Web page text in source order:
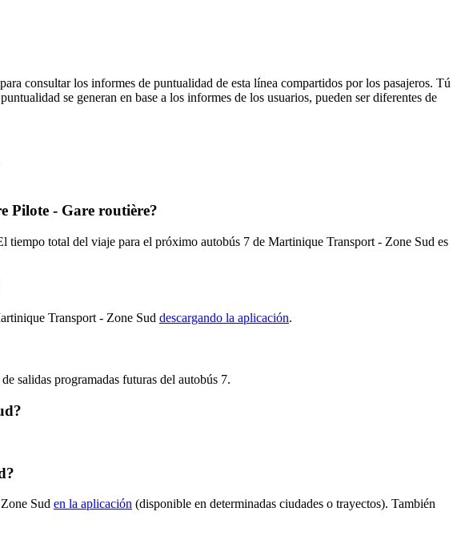
para consultar los informes de puntualidad de esta línea compartidos por los pasajeros. Tú
se generan en base a los informes de los usuarios, pueden ser diferentes de
Pilote - Gare routière?
total del viaje para el próximo autobús 7 de Martinique Transport - Zone Sud es
Transport - Zone Sud descargando la aplicación.
salidas programadas futuras del autobús 7.
Sud en la aplicación (disponible en determinadas ciudades o trayectos). También